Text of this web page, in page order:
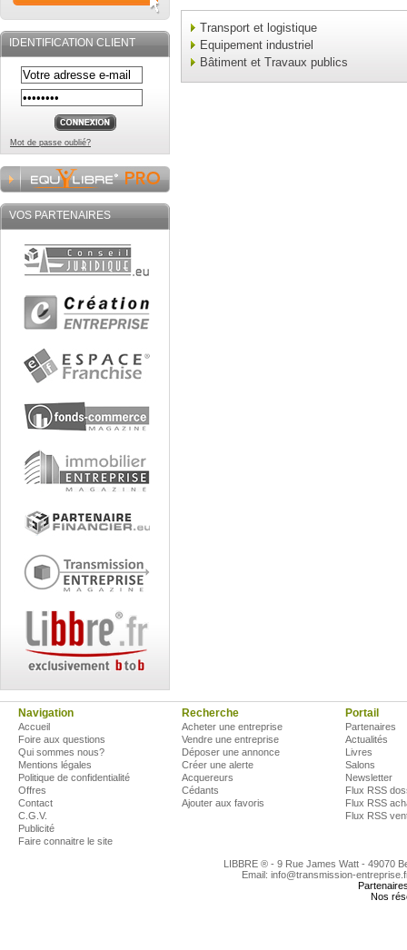
IDENTIFICATION CLIENT
Mot de passe oublié?
VOS PARTENAIRES
Transport et logistique
Equipement industriel
Bâtiment et Travaux publics
Navigation
Accueil
Foire aux questions
Qui sommes nous?
Mentions légales
Politique de confidentialité
Offres
Contact
C.G.V.
Publicité
Faire connaitre le site
Recherche
Acheter une entreprise
Vendre une entreprise
Déposer une annonce
Créer une alerte
Acquereurs
Cédants
Ajouter aux favoris
Portail
Partenaires
Actualités
Livres
Salons
Newsletter
Flux RSS
Flux RSS
Flux RSS
LIBBRE ® - 9 Rue James Watt - 49070
Email: info@transmission-
Nos